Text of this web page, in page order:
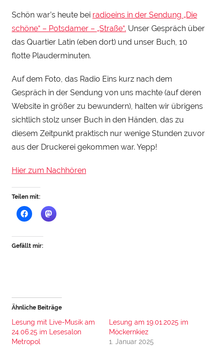
n
H
e
y
S
t
e
n
Schön war’s heute bei radioeins in der Sendung „Die
schöne“ – Potsdamer – „Straße“. Unser Gespräch über
das Quartier Latin (eben dort) und unser Buch, 10
flotte Plauderminuten.
Auf dem Foto, das Radio Eins kurz nach dem
Gespräch in der Sendung von uns machte (auf deren
Website in größer zu bewundern), halten wir übrigens
sichtlich stolz unser Buch in den Händen, das zu
diesem Zeitpunkt praktisch nur wenige Stunden zuvor
aus der Druckerei gekommen war. Yepp!
Hier zum Nachhören
Teilen mit:
Gefällt mir:
Ähnliche Beiträge
Lesung mit Live-Musik am
24.06.25 im Lesesalon
Metropol
Lesung am 19.01.2025 im
Möckernkiez
1. Januar 2025